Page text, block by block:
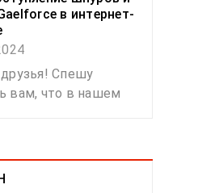
в интернет-
Спешу
вам, что в нашем